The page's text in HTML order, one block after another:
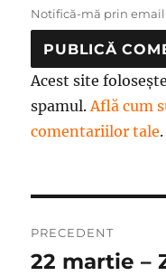
Notifică-mă prin
Acest site
spamul.Află cum
comentariilor tale.
în
PRECEDENT
Articolul
22 martie –